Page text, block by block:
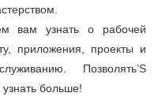
вам узнать о рабочей
приложения, проекты и
Позволять’S
узнать больше!